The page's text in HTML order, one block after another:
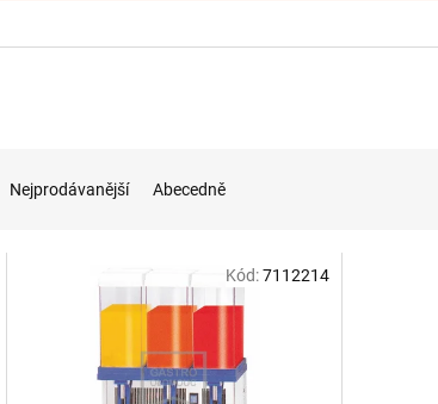
Nejprodávanější Abecedně
Kód:7112214